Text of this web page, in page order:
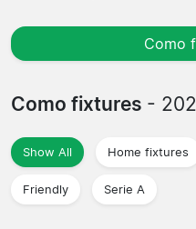
Como
Como fixtures -
Show All Home fixtures
Friendly Serie A